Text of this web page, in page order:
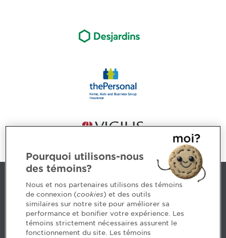
Contact us
5, Place Ville Marie, bureau 800, Montréal (Québec)
H3B 2G2
www.cpaquebec.ca
Pourquoi utilisons-nous
des témoins?
Nous et nos partenaires utilisons des témoins
de connexion (cookies) et des outils
similaires sur notre site pour améliorer sa
performance et bonifier votre expérience. Les
témoins strictement nécessaires assurent le
fonctionnement du site. Les témoins